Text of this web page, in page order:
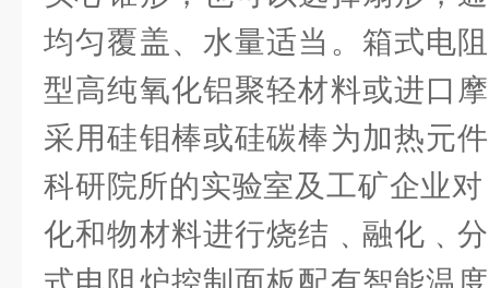
均匀覆盖、水量适当。箱式电
型高纯氧化铝聚轻材料或进口
采用硅钼棒或硅碳棒为加热元
科研院所的实验室及工矿企业
化和物材料进行烧结﹑融化﹑